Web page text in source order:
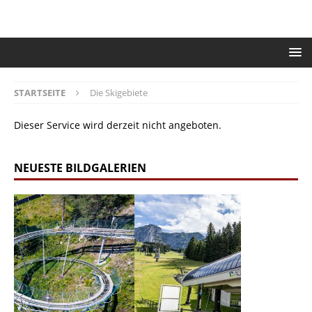
STARTSEITE Die Skigebiete
Dieser Service wird derzeit nicht angeboten.
NEUESTE BILDGALERIEN